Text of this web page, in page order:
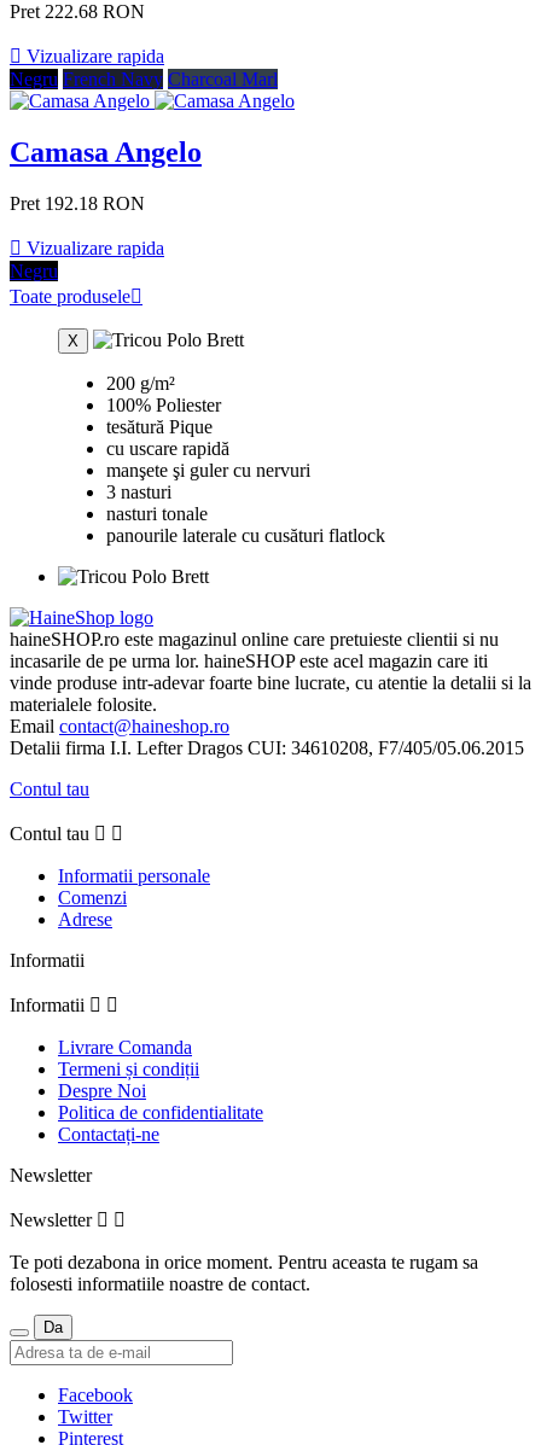
Pret 222.68 RON
 Vizualizare rapida
Negru French Navy Charcoal Marl
Camasa Angelo
Pret 192.18 RON
 Vizualizare rapida
Negru
Toate produsele
X
200 g/m²
100% Poliester
tesătură Pique
cu uscare rapidă
manşete şi guler cu nervuri
3 nasturi
nasturi tonale
panourile laterale cu cusături flatlock
haineSHOP.ro este magazinul online care pretuieste clientii si nu
incasarile de pe urma lor. haineSHOP este acel magazin care iti
vinde produse intr-adevar foarte bine lucrate, cu atentie la detalii si la
materialele folosite.
Email contact@haineshop.ro
Detalii firma I.I. Lefter Dragos CUI: 34610208, F7/405/05.06.2015
Contul tau
Contul tau  
Informatii personale
Comenzi
Adrese
Informatii
Informatii  
Livrare Comanda
Termeni și condiții
Despre Noi
Politica de confidentialitate
Contactați-ne
Newsletter
Newsletter  
Te poti dezabona in orice moment. Pentru aceasta te rugam sa
folosesti informatiile noastre de contact.
Facebook
Twitter
Pinterest